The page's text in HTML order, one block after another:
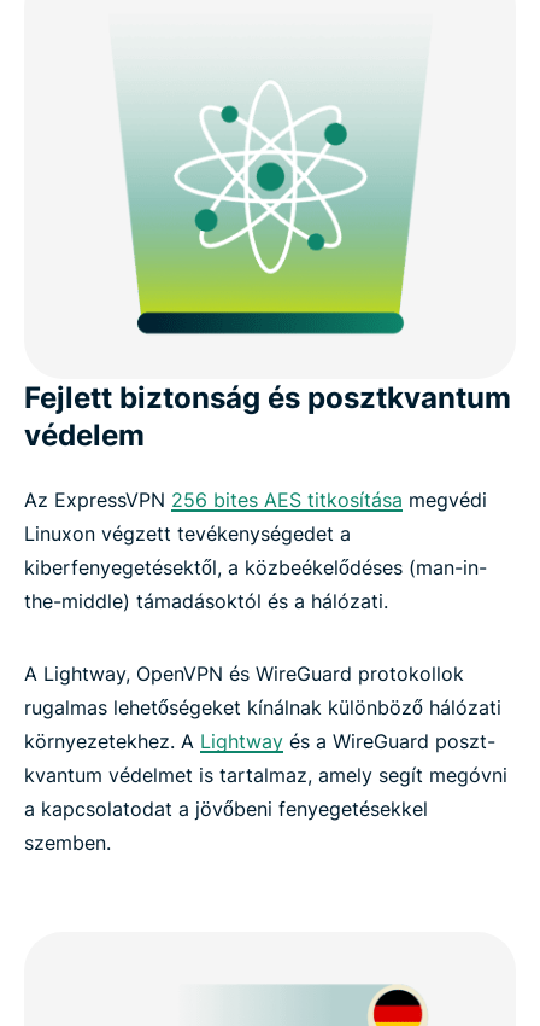
Fejlett biztonság és posztkvantum
védelem
Az ExpressVPN 256 bites AES titkosítása megvédi
Linuxon végzett tevékenységedet a
kiberfenyegetésektől, a közbeékelődéses (man-in-
the-middle) támadásoktól és a hálózati.
A Lightway, OpenVPN és WireGuard protokollok
rugalmas lehetőségeket kínálnak különböző hálózati
környezetekhez. A Lightway és a WireGuard poszt-
kvantum védelmet is tartalmaz, amely segít megóvni
a kapcsolatodat a jövőbeni fenyegetésekkel
szemben.